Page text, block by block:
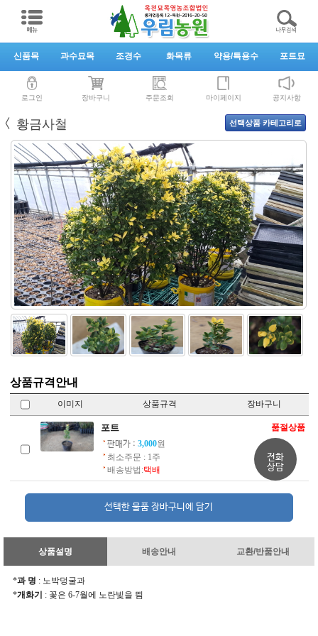
신품목 과수묘목 조경수 화목류 약용/특용수 포트묘
로그인 장바구니 주문조회 마이페이지 공지사항
전화
상담
〈 황금사철
상품규격안내
이미지 상품규격 장바구니
포트
판매가 : 3,000원
최소주문 : 1주
배송방법:택배
품절상품
상품설명 배송안내 교환/반품안내
*과 명 : 노박덩굴과
*개화기 : 꽃은 6-7월에 노란빛을 띔